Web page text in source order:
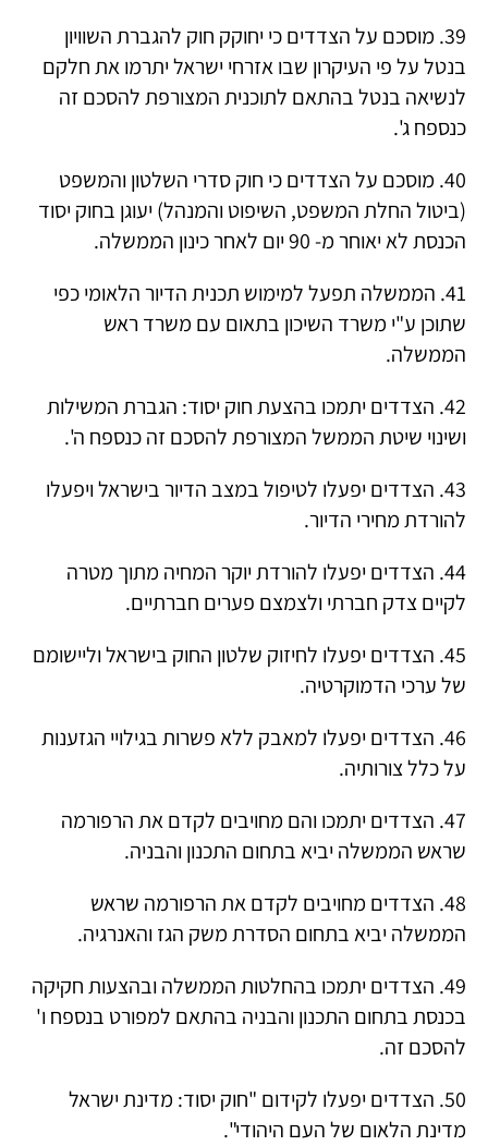
39. מוסכם על הצדדים כי יחוקק חוק להגברת השוויון
בנטל על פי העיקרון שבו אזרחי ישראל יתרמו את חלקם
לנשיאה בנטל בהתאם לתוכנית המצורפת להסכם זה
כנספח ג'.
40. מוסכם על הצדדים כי חוק סדרי השלטון והמשפט
(ביטול החלת המשפט, השיפוט והמנהל) יעוגן בחוק יסוד
הכנסת לא יאוחר מ- 90 יום לאחר כינון הממשלה.
41. הממשלה תפעל למימוש תכנית הדיור הלאומי כפי
שתוכן ע"י משרד השיכון בתאום עם משרד ראש
הממשלה.
42. הצדדים יתמכו בהצעת חוק יסוד: הגברת המשילות
ושינוי שיטת הממשל המצורפת להסכם זה כנספח ה'.
43. הצדדים יפעלו לטיפול במצב הדיור בישראל ויפעלו
להורדת מחירי הדיור.
44. הצדדים יפעלו להורדת יוקר המחיה מתוך מטרה
לקיים צדק חברתי ולצמצם פערים חברתיים.
45. הצדדים יפעלו לחיזוק שלטון החוק בישראל וליישומם
של ערכי הדמוקרטיה.
46. הצדדים יפעלו למאבק ללא פשרות בגילויי הגזענות
על כלל צורותיה.
47. הצדדים יתמכו והם מחויבים לקדם את הרפורמה
שראש הממשלה יביא בתחום התכנון והבניה.
48. הצדדים מחויבים לקדם את הרפורמה שראש
הממשלה יביא בתחום הסדרת משק הגז והאנרגיה.
49. הצדדים יתמכו בהחלטות הממשלה ובהצעות חקיקה
בכנסת בתחום התכנון והבניה בהתאם למפורט בנספח ו'
להסכם זה.
50. הצדדים יפעלו לקידום "חוק יסוד: מדינת ישראל
מדינת הלאום של העם היהודי".